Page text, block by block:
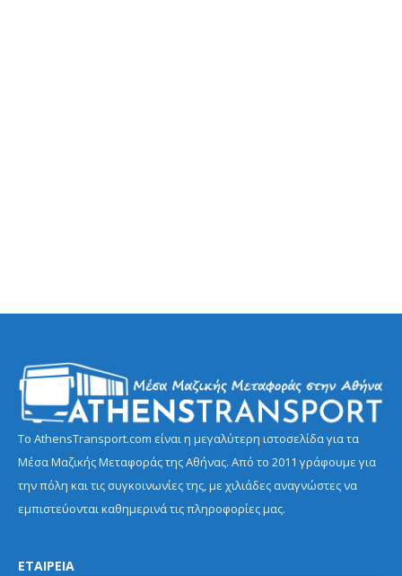
Το AthensTransport.com είναι η μεγαλύτερη ιστοσελίδα για τα
Μέσα Μαζικής Μεταφοράς της Αθήνας. Από το 2011 γράφουμε για
την πόλη και τις συγκοινωνίες της, με χιλιάδες αναγνώστες να
εμπιστεύονται καθημερινά τις πληροφορίες μας.
ΕΤΑΙΡΕΙΑ